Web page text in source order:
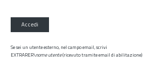
Accedi
Se sei un utente esterno, nel campo email, scrivi
EXTRARER\nome utente(ricevuto tramite email di abilitazione)